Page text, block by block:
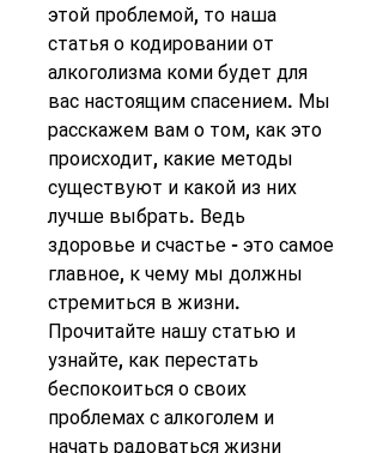
этой проблемой, то наша
статья о кодировании от
алкоголизма коми будет для
вас настоящим спасением. Мы
расскажем вам о том, как это
происходит, какие методы
существуют и какой из них
лучше выбрать. Ведь
здоровье и счастье - это самое
главное, к чему мы должны
стремиться в жизни.
Прочитайте нашу статью и
узнайте, как перестать
беспокоиться о своих
проблемах с алкоголем и
начать радоваться жизни